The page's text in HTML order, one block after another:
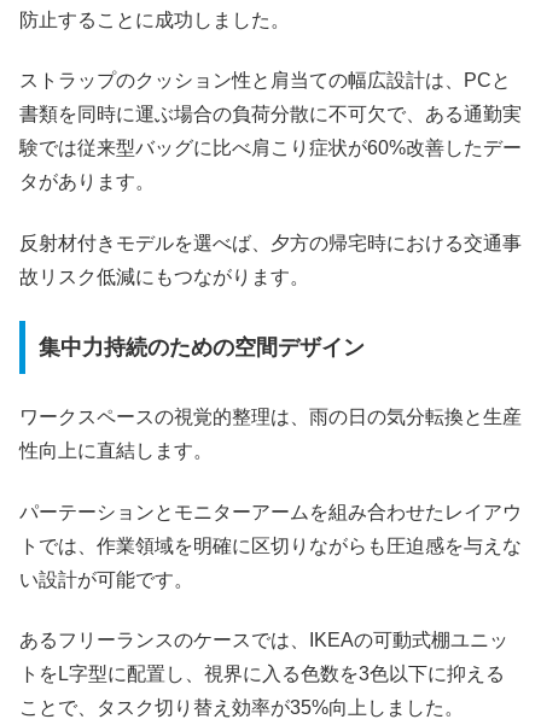
防止することに成功しました。
ストラップのクッション性と肩当ての幅広設計は、PCと
書類を同時に運ぶ場合の負荷分散に不可欠で、ある通勤実
験では従来型バッグに比べ肩こり症状が60%改善したデー
タがあります。
反射材付きモデルを選べば、夕方の帰宅時における交通事
故リスク低減にもつながります。
集中力持続のための空間デザイン
ワークスペースの視覚的整理は、雨の日の気分転換と生産
性向上に直結します。
パーテーションとモニターアームを組み合わせたレイアウ
トでは、作業領域を明確に区切りながらも圧迫感を与えな
い設計が可能です。
あるフリーランスのケースでは、IKEAの可動式棚ユニッ
トをL字型に配置し、視界に入る色数を3色以下に抑える
ことで、タスク切り替え効率が35%向上しました。